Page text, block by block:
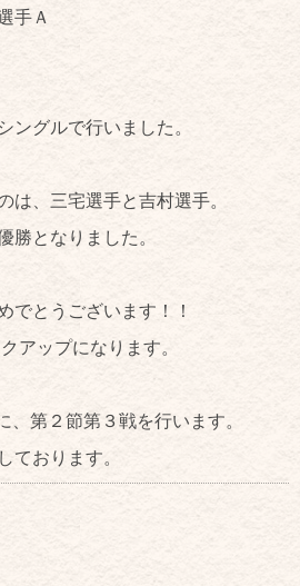
Ａ
ングルで行いました。
は、三宅選手と吉村選手。
勝となりました。
でとうございます！！
アップになります。
第２節第３戦を行います。
ております。